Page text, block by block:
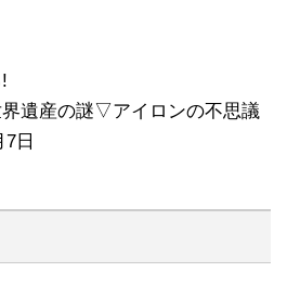
遺産の謎▽アイロンの不思議
日